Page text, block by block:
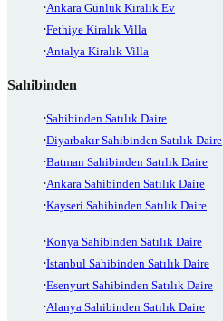
Ankara Günlük Kiralık Ev
Fethiye Kiralık Villa
Antalya Kiralık Villa
Sahibinden
Sahibinden Satılık Daire
Diyarbakır Sahibinden Satılık Daire
Batman Sahibinden Satılık Daire
Ankara Sahibinden Satılık Daire
Kayseri Sahibinden Satılık Daire
Konya Sahibinden Satılık Daire
İstanbul Sahibinden Satılık Daire
Esenyurt Sahibinden Satılık Daire
Alanya Sahibinden Satılık Daire